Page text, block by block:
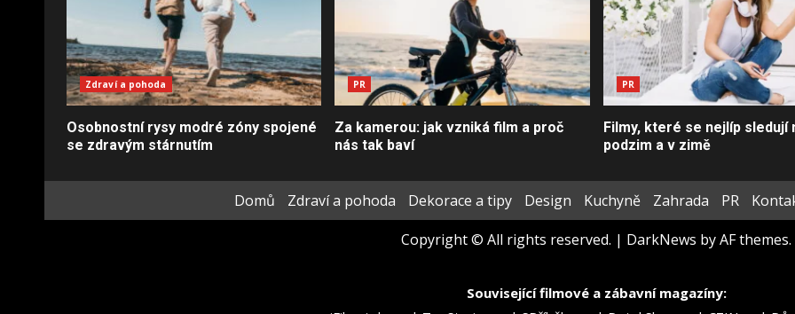
Zdraví a pohoda
Osobnostní rysy modré zóny spojené
se zdravým stárnutím
PR
Za kamerou: jak vzniká film a proč
nás tak baví
PR
Filmy, které se nejlíp sledují
podzim a v zimě
Domů Zdraví a pohoda Dekorace a tipy Design Kuchyně Zahrada PR
Copyright © All rights reserved. | DarkNews by AF themes.
Související filmové a zábavní magazíny: